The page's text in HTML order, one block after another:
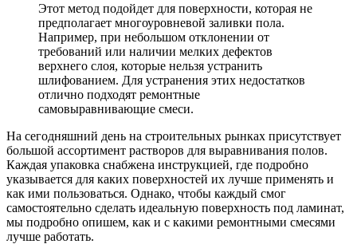
Этот метод подойдет для поверхности, которая не
предполагает многоуровневой заливки пола.
Например, при небольшом отклонении от
требований или наличии мелких дефектов
верхнего слоя, которые нельзя устранить
шлифованием. Для устранения этих недостатков
отлично подходят ремонтные
самовыравнивающие смеси.
На сегодняшний день на строительных рынках присутствует
большой ассортимент растворов для выравнивания полов.
Каждая упаковка снабжена инструкцией, где подробно
указывается для каких поверхностей их лучше применять и
как ими пользоваться. Однако, чтобы каждый смог
самостоятельно сделать идеальную поверхность под ламинат,
мы подробно опишем, как и с какими ремонтными смесями
лучше работать.